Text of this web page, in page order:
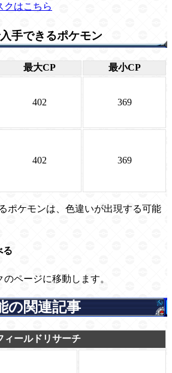
はこちら
手できるポケモン
最大CP 最小CP
402 369
402 369
ポケモンは、色違いが出現する可能
る
ページに移動します。
の関連記事
ィールドリサーチ